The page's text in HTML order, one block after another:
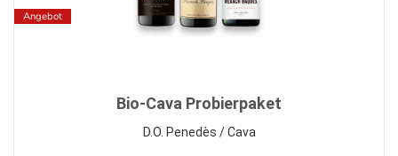
Angebot
Bio-Cava Probierpaket
D.O. Penedès / Cava